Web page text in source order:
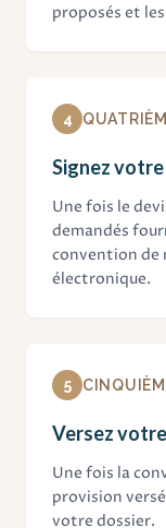
proposés et
4
Signez
Une fois le
demandés
convention de
électronique.
5
Versez
Une fois la
provision
votre dossier.